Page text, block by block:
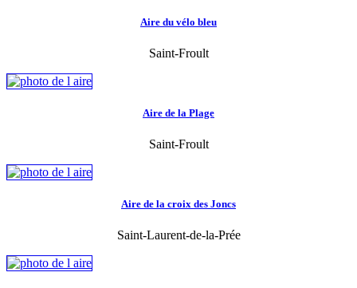
Aire du vélo bleu
Saint-Froult
Aire de la Plage
Saint-Froult
Aire de la croix des Joncs
Saint-Laurent-de-la-Prée